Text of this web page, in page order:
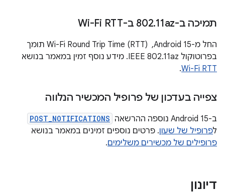
תמיכה ב-802 .11az ב-Wi-Fi RTT
החל מ-Android 15, ‏ Wi-Fi Round Trip Time (RTT) תומך
בפרוטוקול IEEE 802.11az. מידע נוסף זמין במאמר בנושא
Wi-Fi RTT
.
צפייה בעדכון של פרופיל המכשיר הנלווה
ב-Android 15 נוספה ההרשאה POST_NOTIFICATIONS
לפרופיל של שעון. פרטים נוספים זמינים במאמר בנושא
פרופילים של מכשירים משלימים.
דיונון